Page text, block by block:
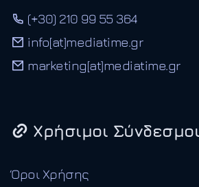
(+30) 210 99 55 364
info[at]mediatime.gr
marketing[at]mediatime.gr
Χρήσιμοι Σύνδεσμοι
Όροι Χρήσης